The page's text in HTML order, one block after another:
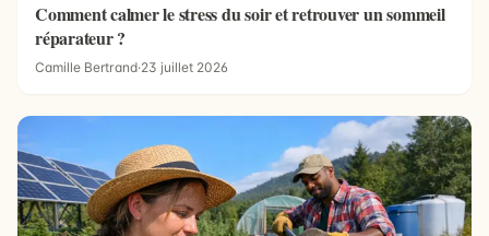
Comment calmer le stress du soir et retrouver un sommeil
réparateur ?
Camille Bertrand·23 juillet 2026